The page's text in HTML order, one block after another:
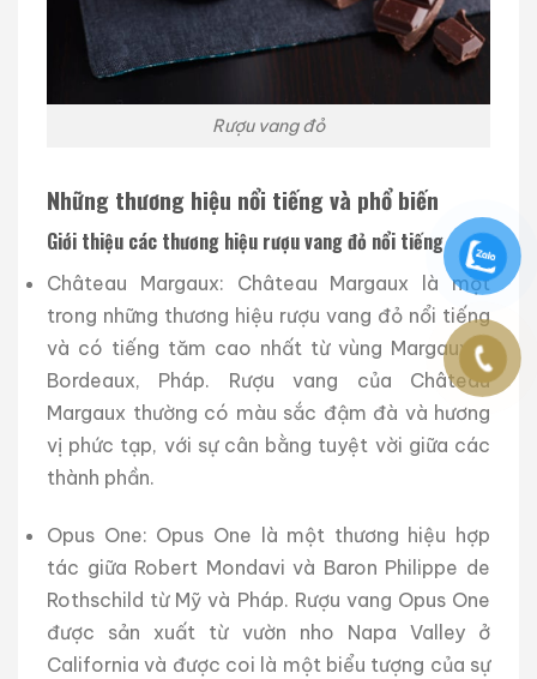
Rượu vang đỏ
Những thương hiệu nổi tiếng và phổ biến
Giới thiệu các thương hiệu rượu vang đỏ nổi tiếng
Château Margaux: Château Margaux là một
trong những thương hiệu rượu vang đỏ nổi tiếng
và có tiếng tăm cao nhất từ vùng Margaux ở
Bordeaux, Pháp. Rượu vang của Château
Margaux thường có màu sắc đậm đà và hương
vị phức tạp, với sự cân bằng tuyệt vời giữa các
thành phần.
Opus One: Opus One là một thương hiệu hợp
tác giữa Robert Mondavi và Baron Philippe de
Rothschild từ Mỹ và Pháp. Rượu vang Opus One
được sản xuất từ vườn nho Napa Valley ở
California và được coi là một biểu tượng của sự